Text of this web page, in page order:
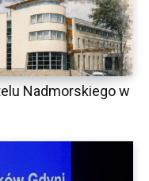
Nadmorskiego w